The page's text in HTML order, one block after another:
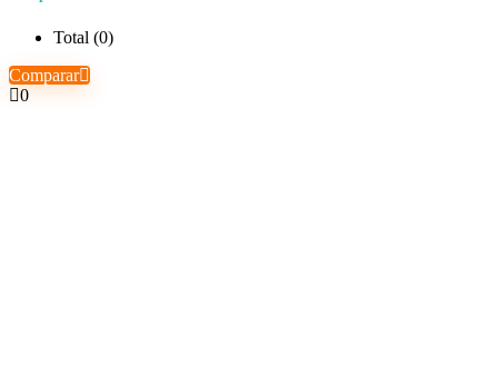
Total (0)
Comparar
0